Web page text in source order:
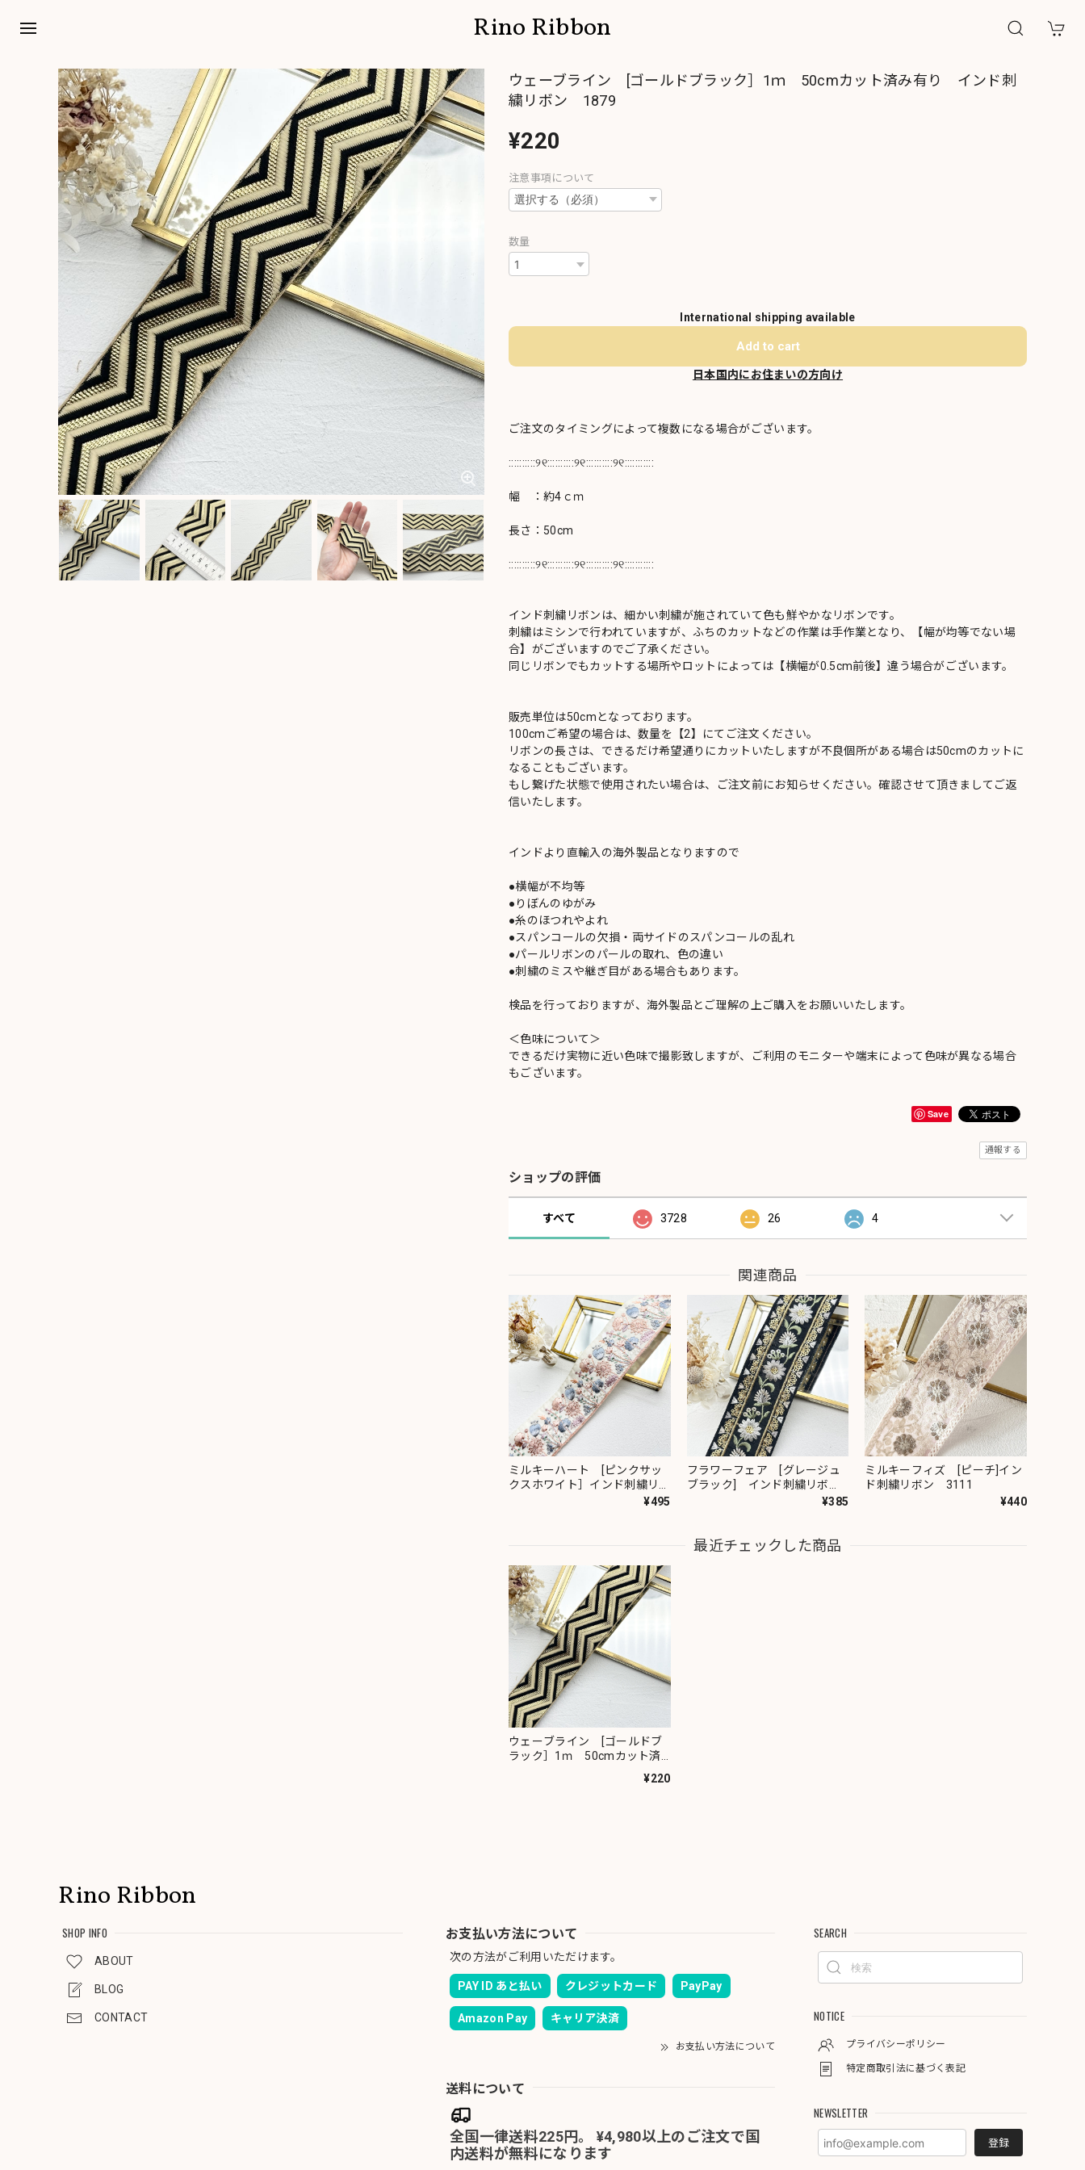
Rino Ribbon
ウェーブライン [ゴールドブラック］1ｍ 50cmカット済み有り インド刺
繍リボン 1879
¥220
注意事項について
数量
International shipping available
Add to cart
日本国内にお住まいの方向け
ご注文のタイミングによって複数になる場合がございます。
::::::::::୨୧::::::::::୨୧::::::::::୨୧:::::::::::
幅 ：約4ｃｍ
長さ：50cm
::::::::::୨୧::::::::::୨୧::::::::::୨୧:::::::::::
インド刺繍リボンは、細かい刺繍が施されていて色も鮮やかなリボンです。
刺繍はミシンで行われていますが、ふちのカットなどの作業は手作業となり、【幅が均等でない場
合】がございますのでご了承ください。
同じリボンでもカットする場所やロットによっては【横幅が0.5cm前後】違う場合がございます。
販売単位は50cmとなっております。
100cmご希望の場合は、数量を【2】にてご注文ください。
リボンの長さは、できるだけ希望通りにカットいたしますが不良個所がある場合は50cmのカットに
なることもございます。
もし繋げた状態で使用されたい場合は、ご注文前にお知らせください。確認させて頂きましてご返
信いたします。
インドより直輸入の海外製品となりますので
●横幅が不均等
●りぼんのゆがみ
●糸のほつれやよれ
●スパンコールの欠損・両サイドのスパンコールの乱れ
●パールリボンのパールの取れ、色の違い
●刺繍のミスや継ぎ目がある場合もあります。
検品を行っておりますが、海外製品とご理解の上ご購入をお願いいたします。
＜色味について＞
できるだけ実物に近い色味で撮影致しますが、ご利用のモニターや端末によって色味が異なる場合
もございます。
Save
通報する
ショップの評価
すべて 3728 26 4
関連商品
ミルキーハート [ピンクサッ
クスホワイト］インド刺繍リボ
¥495
フラワーフェア [グレージュ
ブラック] インド刺繍リボ
¥385
ミルキーフィズ [ピーチ]イン
ド刺繍リボン 3111
¥440
最近チェックした商品
ウェーブライン [ゴールドブ
ラック］1ｍ 50cmカット済
¥220
Rino Ribbon
SHOP INFO
ABOUT
BLOG
CONTACT
お支払い方法について
次の方法がご利用いただけます。
PAY ID あと払い クレジットカード PayPay
Amazon Pay キャリア決済
お支払い方法について
送料について
全国一律送料225円。 ¥4,980以上のご注文で国
内送料が無料になります
SEARCH
NOTICE
プライバシーポリシー
特定商取引法に基づく表記
NEWSLETTER
登録